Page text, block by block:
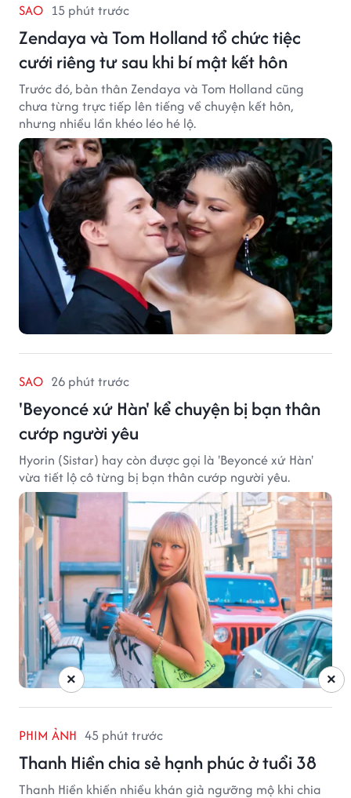
SAO 15 phút trước
Zendaya và Tom Holland tổ chức tiệc
cưới riêng tư sau khi bí mật kết hôn
Trước đó, bản thân Zendaya và Tom Holland cũng
chưa từng trực tiếp lên tiếng về chuyện kết hôn,
nhưng nhiều lần khéo léo hé lộ.
SAO 26 phút trước
'Beyoncé xứ Hàn' kể chuyện bị bạn thân
cướp người yêu
Hyorin (Sistar) hay còn được gọi là 'Beyoncé xứ Hàn'
vừa tiết lộ cô từng bị bạn thân cướp người yêu.
PHIM ẢNH 45 phút trước
Thanh Hiền chia sẻ hạnh phúc ở tuổi 38
Thanh Hiền khiến nhiều khán giả ngưỡng mộ khi chia
×
×